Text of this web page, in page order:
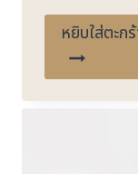
หยิบใส่ตะก